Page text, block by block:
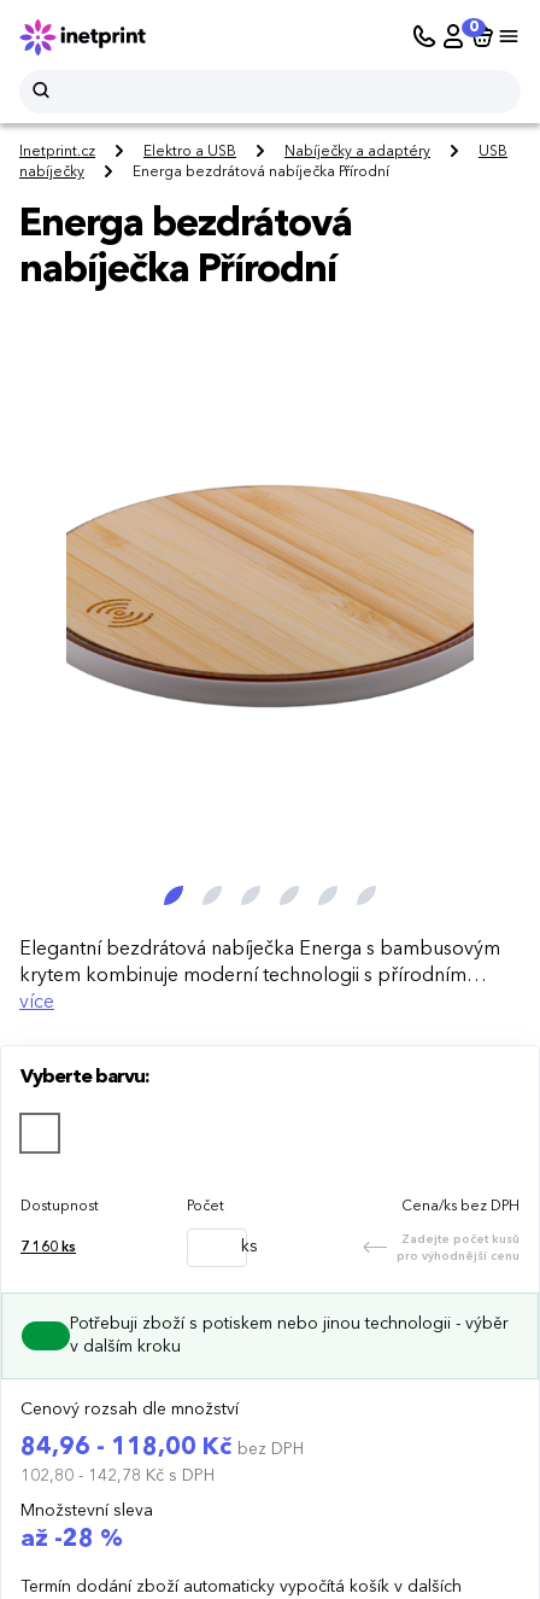
0
Inetprint.cz Elektro a USB Nabíječky a adaptéry
USB
nabíječky
Energa bezdrátová nabíječka Přírodní
Energa bezdrátová
nabíječka Přírodní
Elegantní bezdrátová nabíječka Energa s bambusovým
krytem kombinuje moderní technologii s přírodním
designem. Nabízí pohodlné nabíjení bez kabelů a skvěle
Bezdrátové nabíjení:
nabíjení kompatibilních zařízení s maximálním výstupem
dodává nabíječce jedinečný vzhled a zajišťuje její dlouhou
životnost.
Kompaktní a lehká:Díky svým rozměrům je ideální pro
použití doma, v kanceláři i na cestách.
Možnost potisku:Přizpůsobte nabíječku vlastním
logem a vytvořte jedinečný reklamní předmět, který
Vyberte si Energa bezdrátovou nabíječku a nabídněte
svým klientům spojení inovace, elegance a udržitelnosti!
více
Vyberte barvu:
Dostupnost Počet Cena/ks bez DPH
7 160 ks ks
Zadejte počet kusů
pro výhodnější cenu
Potřebuji zboží s potiskem nebo jinou technologii - výběr
v dalším kroku
Cenový rozsah dle množství
84,96 - 118,00 Kč bez DPH
102,80 - 142,78 Kč s DPH
Množstevní sleva
až -28 %
Termín dodání zboží automaticky vypočítá košík v dalších